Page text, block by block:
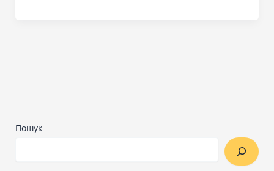
Пошук